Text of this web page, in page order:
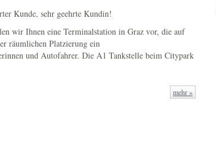
Kunde, sehr geehrte Kundin!
wir Ihnen eine Terminalstation in Graz vor, die auf
räumlichen Platzierung ein
und Autofahrer. Die A1 Tankstelle beim Citypark
mehr »